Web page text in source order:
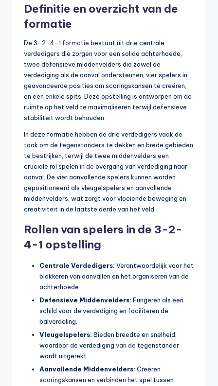
Definitie en overzicht van de
formatie
De 3-2-4-1 formatie bestaat uit drie centrale
verdedigers die zorgen voor een solide achterhoede,
twee defensieve middenvelders die zowel de
verdediging als de aanval ondersteunen, vier spelers in
geavanceerde posities om scoringskansen te creëren,
en een enkele spits. Deze opstelling is ontworpen om de
ruimte op het veld te maximaliseren terwijl defensieve
stabiliteit wordt behouden.
In deze formatie hebben de drie verdedigers vaak de
taak om de tegenstanders te dekken en brede gebieden
te bestrijken, terwijl de twee middenvelders een
cruciale rol spelen in de overgang van verdediging naar
aanval. De vier aanvallende spelers kunnen worden
gepositioneerd als vleugelspelers en aanvallende
middenvelders, wat zorgt voor vloeiende beweging en
creativiteit in de laatste derde van het veld.
Rollen van spelers in de 3-2-
4-1 opstelling
Centrale Verdedigers: Verantwoordelijk voor het
blokkeren van aanvallen en het organiseren van de
achterhoede.
Defensieve Middenvelders: Fungeren als een
schild voor de verdediging en faciliteren de
balverdeling.
Vleugelspelers: Bieden breedte en snelheid,
waardoor de verdediging van de tegenstander
wordt uitgerekt.
Aanvallende Middenvelders: Creëren
scoringskansen en verbinden het spel tussen